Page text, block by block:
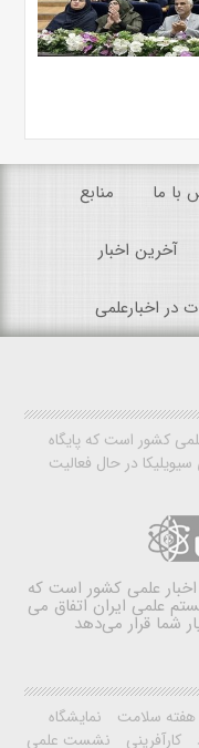
با ما منابع
آخرین اخبار
در اخبارعلمی
کشور است که پایگاه
در حال فعالیت
علمی کشور است که
علمی ایران اتفاق می
شما قرار می‌دهد
هفته سلامت
نمایشگاه
کارآفرینی نشست علمی